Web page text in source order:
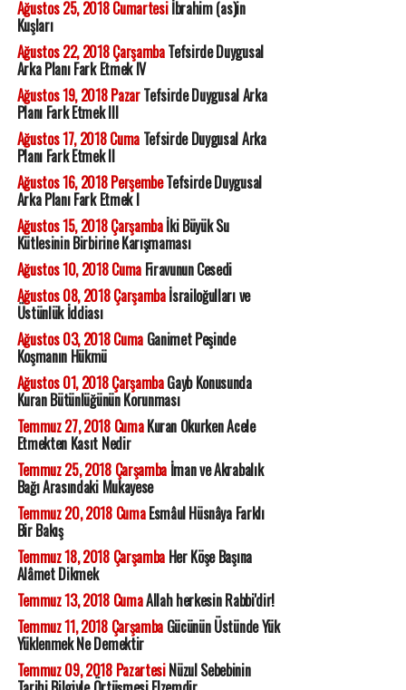
Ağustos 25, 2018 Cumartesiİbrahim (as)in
Kuşları
Ağustos 22, 2018 ÇarşambaTefsirde Duygusal
Arka Planı Fark Etmek IV
Ağustos 19, 2018 PazarTefsirde Duygusal Arka
Planı Fark Etmek III
Ağustos 17, 2018 CumaTefsirde Duygusal Arka
Planı Fark Etmek II
Ağustos 16, 2018 PerşembeTefsirde Duygusal
Arka Planı Fark Etmek I
Ağustos 15, 2018 Çarşambaİki Büyük Su
Kütlesinin Birbirine Karışmaması
Ağustos 10, 2018 CumaFiravunun Cesedi
Ağustos 08, 2018 Çarşambaİsrailoğulları ve
Üstünlük İddiası
Ağustos 03, 2018 CumaGanimet Peşinde
Koşmanın Hükmü
Ağustos 01, 2018 ÇarşambaGayb Konusunda
Kuran Bütünlüğünün Korunması
Temmuz 27, 2018 CumaKuran Okurken Acele
Etmekten Kasıt Nedir
Temmuz 25, 2018 Çarşambaİman ve Akrabalık
Bağı Arasındaki Mukayese
Temmuz 20, 2018 CumaEsmâul Hüsnâya Farklı
Bir Bakış
Temmuz 18, 2018 ÇarşambaHer Köşe Başına
Alâmet Dikmek
Temmuz 13, 2018 CumaAllah herkesin Rabbi'dir!
Temmuz 11, 2018 ÇarşambaGücünün Üstünde Yük
Yüklenmek Ne Demektir
Temmuz 09, 2018 PazartesiNüzul Sebebinin